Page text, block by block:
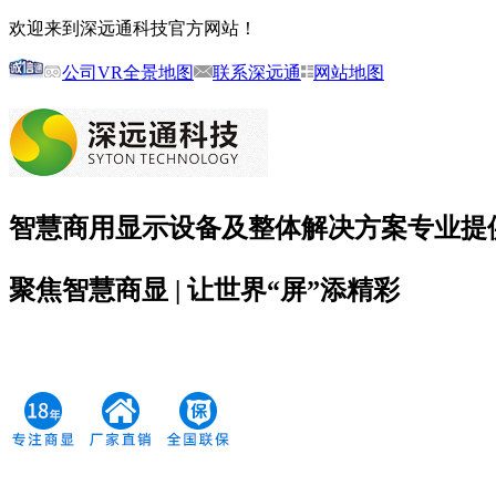
欢迎来到深远通科技官方网站！
公司VR全景地图 联系深远通 网站地图
智慧商用显示设备及整体解决方案专业提
聚焦智慧商显 | 让世界“屏”添精彩